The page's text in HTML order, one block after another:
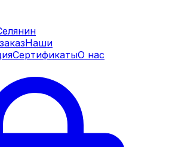
Наши
СертификатыО нас